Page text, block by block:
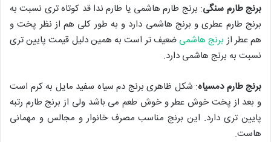
برنج طارم سنگی: برنج طارم هاشمی یا طارم ندا قد کوتاه تری نسبت به
برنج طارم عطری و برنج هاشمی دارد و به طور کلی هم از نظر پخت و
هم عطر از برنج هاشمی ضعیف تر است به همین دلیل قیمت پایین تری
نسبت به برنج هاشمی دارد.
برنج طارم دمسیاه: شکل ظاهری برنج دم سیاه سفید مایل به کرم است
و بعد از پخت خوش عطر و خوش طعم می باشد ولی از برنج طارم رتبه
پایین تری دارد. این برنج مناسب مصرف خانوار و مجالس و مهمانی
هاست.